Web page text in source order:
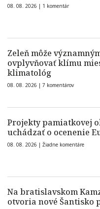
08. 08. 2026 | 1 komentár
Zeleň môže
ovplyvňovať klímu
klimatológ
08. 08. 2026 | 7 komentárov
Projekty pamiatkovej
uchádzať o ocenenie
08. 08. 2026 | Žiadne komentáre
Na bratislavskom
otvoria nové Šantisko